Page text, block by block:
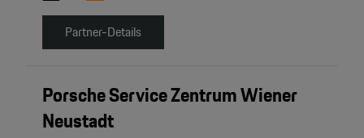
Partner-Details
Porsche Service Zentrum Wiener
Neustadt